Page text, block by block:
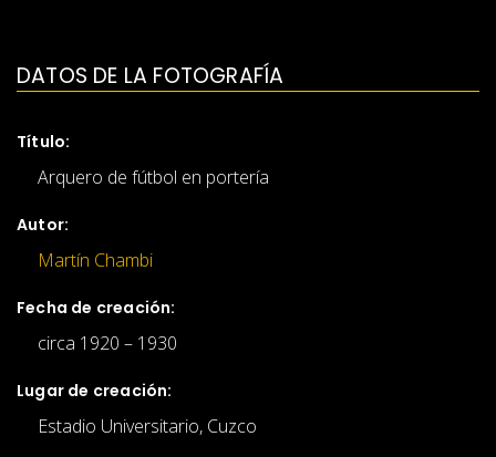
DATOS DE LA FOTOGRAFÍA
Título:
Arquero de fútbol en portería
Autor:
Martín Chambi
Fecha de creación:
circa 1920 – 1930
Lugar de creación:
Estadio Universitario, Cuzco